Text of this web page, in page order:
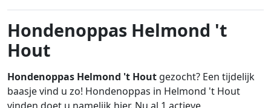
Hondenoppas Helmond 't
Hout
Hondenoppas Helmond 't Hout gezocht? Een tijdelijk
baasje vind u zo! Hondenoppas in Helmond 't Hout